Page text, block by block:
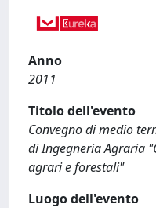
Anno
2011
Titolo dell'evento
Convegno di medio
di Ingegneria Agraria
agrari e forestali"
Luogo dell'evento